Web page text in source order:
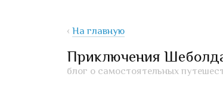
‹ На главную
Приключения
блог о самостоятельных